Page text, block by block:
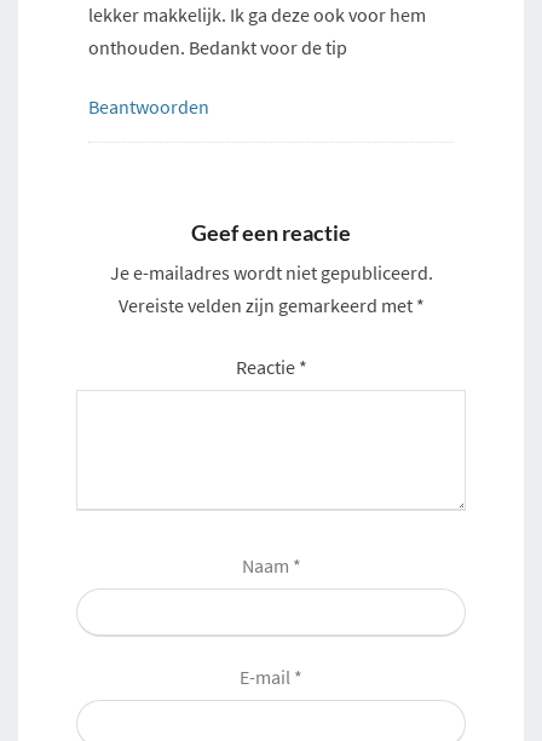
lekker makkelijk. Ik ga deze ook voor hem
onthouden. Bedankt voor de tip
Beantwoorden
Geef een reactie
Je e-mailadres wordt niet gepubliceerd.
Vereiste velden zijn gemarkeerd met *
Reactie *
Naam *
E-mail *